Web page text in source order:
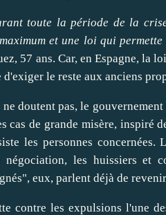
toute la période de la
et une loi qui permette
57 ans. Car, enEspagne, la
d'exiger le reste aux anciens
doutent pas, le
cas de grande misère, inspiré
les personnes concernées.
les huissiers et
eux, parlent déjà de revenir
contre les expulsions l'une